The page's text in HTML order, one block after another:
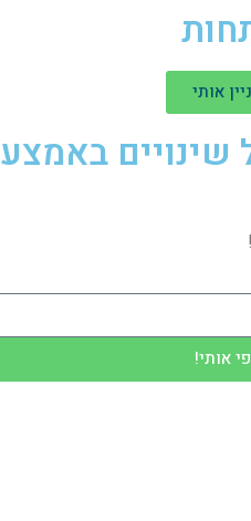
אותי
שינויים באמצע
אותי!